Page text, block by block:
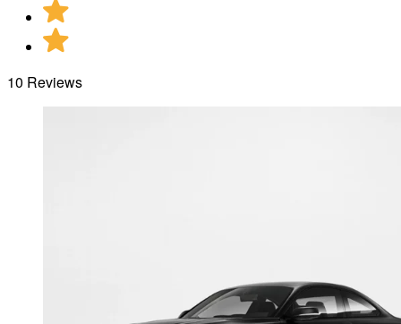
10 Reviews